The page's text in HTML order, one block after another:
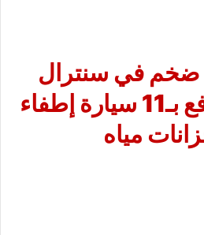
في سنترال
رمسيس.. الدفع بـ11 سيارة إطفاء